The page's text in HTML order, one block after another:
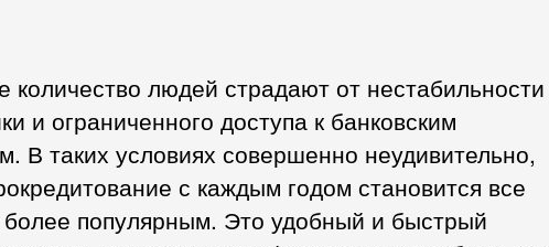
количество людей страдают от нестабильности
и ограниченного доступа к банковским
В таких условиях совершенно неудивительно,
с каждым годом становится все
популярным. Это удобный и быстрый